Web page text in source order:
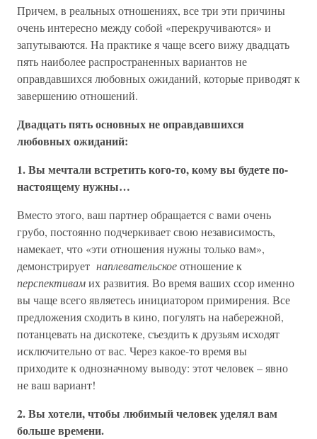
Причем, в реальных отношениях, все три эти причины
очень интересно между собой «перекручиваются» и
запутываются. На практике я чаще всего вижу двадцать
пять наиболее распространенных вариантов не
оправдавшихся любовных ожиданий, которые приводят к
завершению отношений.
Двадцать пять основных не оправдавшихся
любовных ожиданий:
1. Вы мечтали встретить кого-то, кому вы будете по-
настоящему нужны…
Вместо этого, ваш партнер обращается с вами очень
грубо, постоянно подчеркивает свою независимость,
намекает, что «эти отношения нужны только вам»,
демонстрирует наплевательскоеотношение к
перспективамих развития. Во время ваших ссор именно
вы чаще всего являетесь инициатором примирения. Все
предложения сходить в кино, погулять на набережной,
потанцевать на дискотеке, съездить к друзьям исходят
исключительно от вас. Через какое-то время вы
приходите к однозначному выводу: этот человек – явно
не ваш вариант!
2. Вы хотели, чтобы любимый человек уделял вам
больше времени.